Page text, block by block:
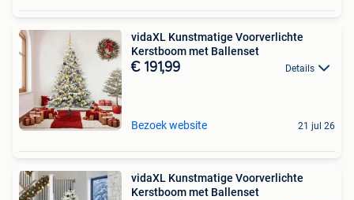
vidaXL Kunstmatige Voorverlichte
Kerstboom met Ballenset
€ 191,99 Details
Bezoek website 21 jul 26
vidaXL Kunstmatige Voorverlichte
Kerstboom met Ballenset